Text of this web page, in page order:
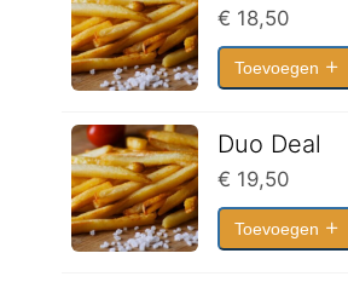
€ 18,50
Toevoegen
Duo Deal
€ 19,50
Toevoegen